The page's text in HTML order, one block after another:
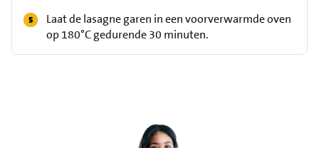
Laat de lasagne garen in een voorverwarmde oven
op 180°C gedurende 30 minuten.